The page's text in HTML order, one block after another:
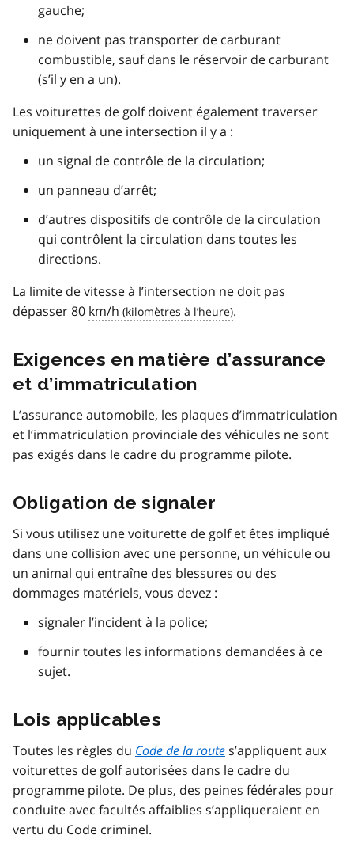
gauche;
ne doivent pas transporter de carburant
combustible, sauf dans le réservoir de carburant
(s’il y en a un).
Les voiturettes de golf doivent également traverser
uniquement à une intersection il y a :
un signal de contrôle de la circulation;
un panneau d’arrêt;
d’autres dispositifs de contrôle de la circulation
qui contrôlent la circulation dans toutes les
directions.
La limite de vitesse à l’intersection ne doit pas
dépasser 80 km/h .
Exigences en matière d’assurance
et d’immatriculation
L’assurance automobile, les plaques d’immatriculation
et l’immatriculation provinciale des véhicules ne sont
pas exigés dans le cadre du programme pilote.
Obligation de signaler
Si vous utilisez une voiturette de golf et êtes impliqué
dans une collision avec une personne, un véhicule ou
un animal qui entraîne des blessures ou des
dommages matériels, vous devez :
signaler l’incident à la police;
fournir toutes les informations demandées à ce
sujet.
Lois applicables
Toutes les règles du Code de la routes’appliquent aux
voiturettes de golf autorisées dans le cadre du
programme pilote. De plus, des peines fédérales pour
conduite avec facultés affaiblies s’appliqueraient en
vertu du Code criminel.